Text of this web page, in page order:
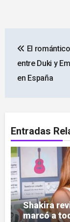
de
entradas
El
entre Duki y
en España
Entradas
Shakira
marcó a